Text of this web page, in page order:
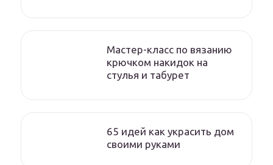
Мастер-класс по вязанию
крючком накидок на
стулья и табурет
65 идей как украсить дом
своими руками